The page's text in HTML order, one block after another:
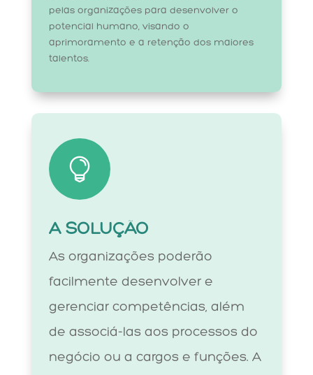
pelas organizações para desenvolver o
potencial humano, visando o
aprimoramento e a retenção dos maiores
talentos.

A SOLUÇÃO
As organizações poderão
facilmente desenvolver e
gerenciar competências, além
de associá-las aos processos do
negócio ou a cargos e funções. A